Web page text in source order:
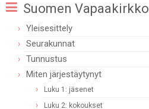
Suomen Vapaakirkko
Yleisesittely
Seurakunnat
Tunnustus
Miten järjestäytynyt
Luku 1: jäsenet
Luku 2: kokoukset